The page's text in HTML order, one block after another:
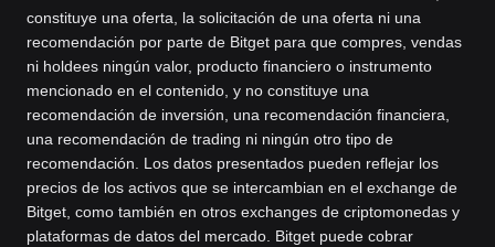
constituye una oferta, la solicitación de una oferta ni una
recomendación por parte de Bitget para que compres, vendas
ni holdees ningún valor, producto financiero o instrumento
mencionado en el contenido, y no constituye una
recomendación de inversión, una recomendación financiera,
una recomendación de trading ni ningún otro tipo de
recomendación. Los datos presentados pueden reflejar los
precios de los activos que se intercambian en el exchange de
Bitget, como también en otros exchanges de criptomonedas y
plataformas de datos del mercado. Bitget puede cobrar